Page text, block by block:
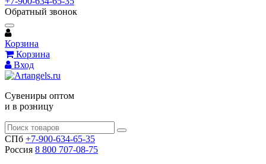
Обратный звонок
Корзина
Корзина
Вход
Сувениры оптом
и в розницу
СПб +7-900-634-65-35
Россия 8 800 707-08-75